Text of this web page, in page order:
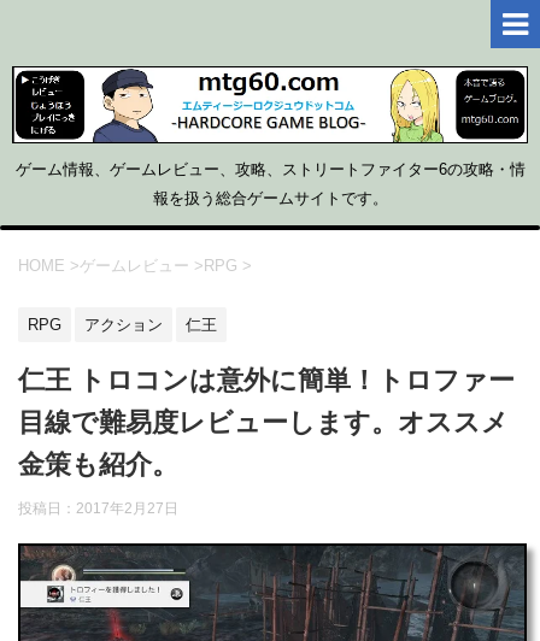
ゲーム情報、ゲームレビュー、攻略、ストリートファイター6の攻略・情
報を扱う総合ゲームサイトです。
HOME >ゲームレビュー >RPG >
RPG アクション 仁王
仁王 トロコンは意外に簡単！トロファー
目線で難易度レビューします。オススメ
金策も紹介。
投稿日： 2017年2月27日